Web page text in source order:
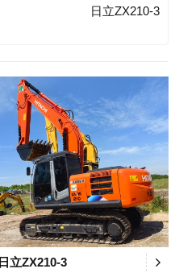
日立ZX210-3
日立ZX210-3